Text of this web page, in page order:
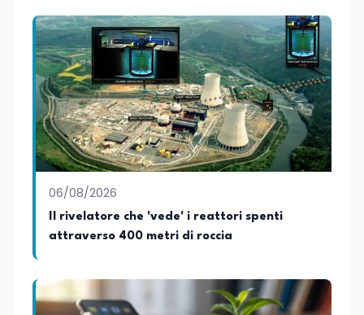
06/08/2026
Il rivelatore che 'vede' i reattori spenti
attraverso 400 metri di roccia